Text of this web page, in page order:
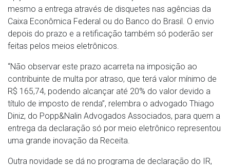
mesmo a entrega através de disquetes nas agências da
Caixa Econômica Federal ou do Banco do Brasil. O envio
depois do prazo e a retificação também só poderão ser
feitas pelos meios eletrônicos.
“Não observar este prazo acarreta na imposição ao
contribuinte de multa por atraso, que terá valor mínimo de
R$ 165,74, podendo alcançar até 20% do valor devido a
título de imposto de renda”, relembra o advogado Thiago
Diniz, do Popp&Nalin Advogados Associados, para quem a
entrega da declaração só por meio eletrônico representou
uma grande inovação da Receita.
Outra novidade se dá no programa de declaração do IR,